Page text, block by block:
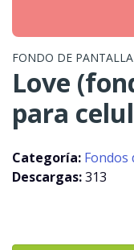
FONDO DE PANTALLA
Love
para
Categoría: Fondos
Descargas:313